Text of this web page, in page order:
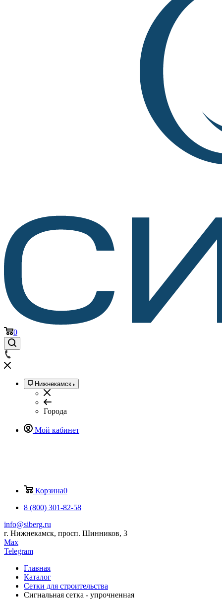
0
Нижнекамск
Города
Мой кабинет
Корзина0
8 (800) 301-82-58
info@siberg.ru
г. Нижнекамск, просп. Шинников, 3
Max
Telegram
Главная
Каталог
Сетки для строительства
Сигнальная сетка - упрочненная